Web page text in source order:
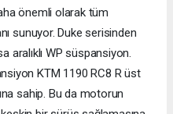
önemli olarak tüm
sunuyor. Duke serisinden
aralıklı WP süspansiyon.
KTM 1190 RC8 R üst
sahip. Bu da motorun